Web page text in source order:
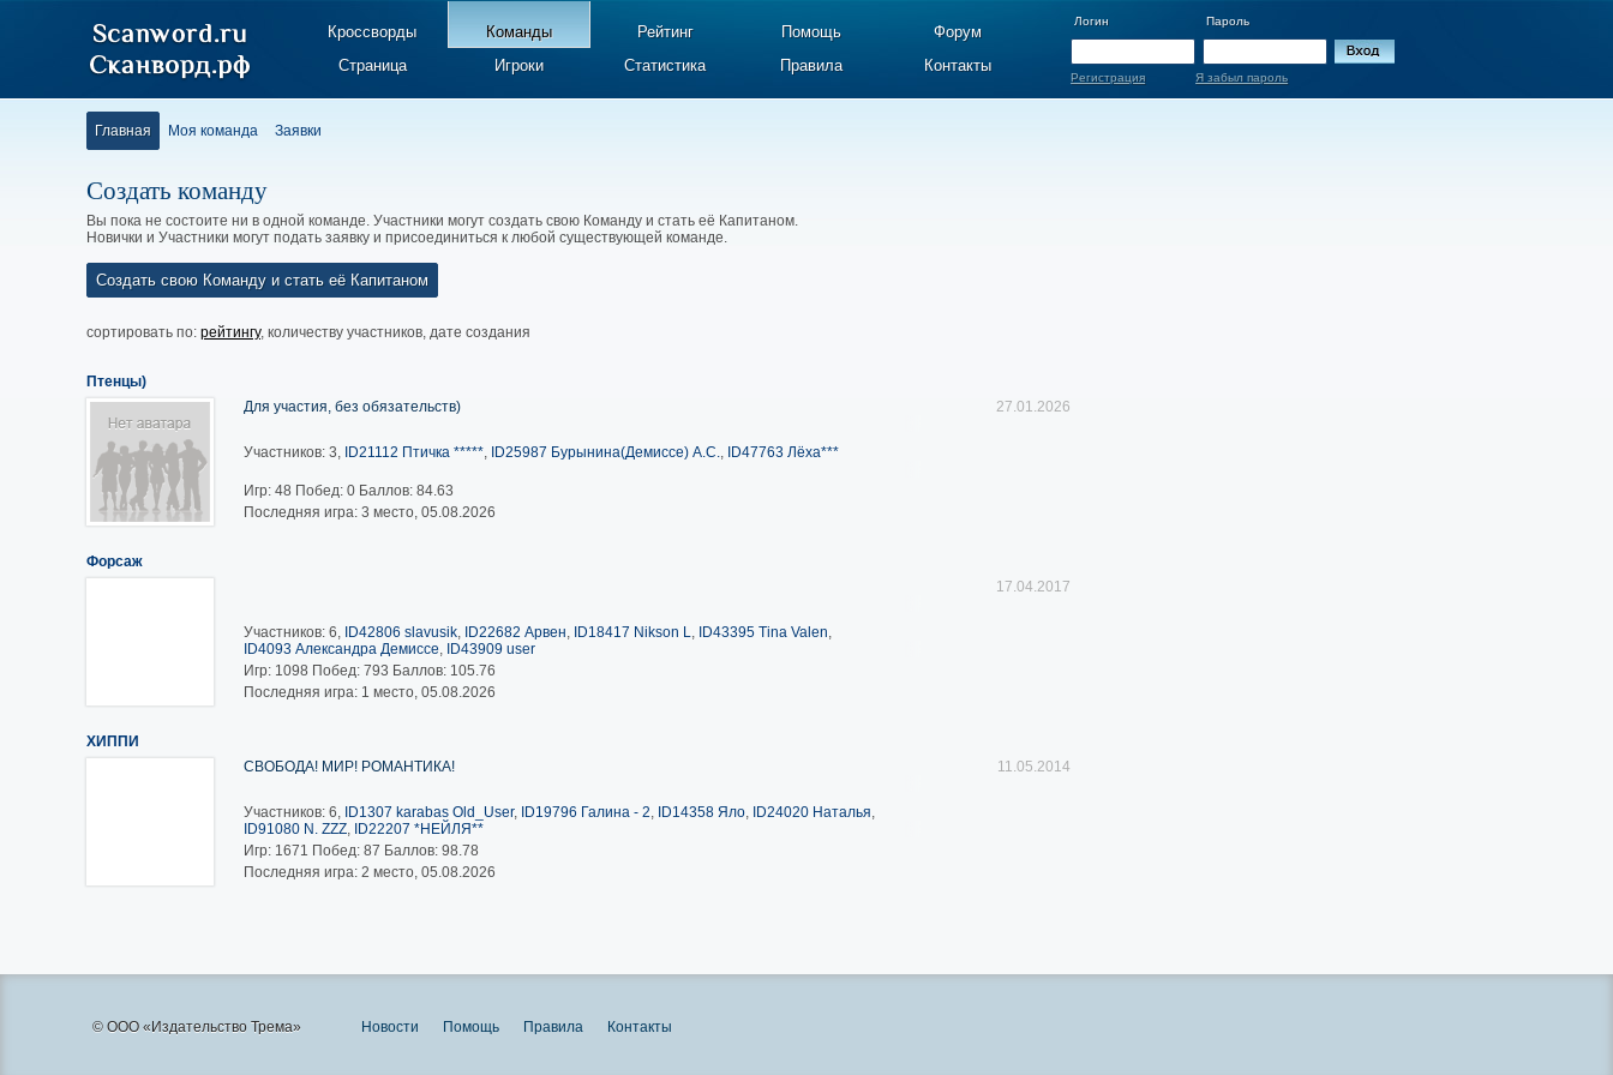
Кроссворды Команды Рейтинг Помощь
Форум
Страница
Игроки Статистика Правила Контакты
Логин Пароль
Регистрация Я забыл пароль
Главная Моя команда Заявки
Создать команду
Вы пока не состоите ни в одной команде. Участники могут создать свою Команду и стать её Капитаном.
Новички и Участники могут подать заявку и присоединиться к любой существующей команде.
Создать свою Команду и стать её Капитаном
сортировать по: рейтингу, количеству участников, дате создания
Птенцы)
Для участия, без обязательств)
Участников: 3, ID21112 Птичка *****, ID25987 Бурынина(Демиссе) А.С., ID47763 Лёха***
Игр: 48 Побед: 0 Баллов: 84.63
Последняя игра: 3 место, 05.08.2026
27.01.2026
Форсаж
Участников: 6, ID42806 slavusik, ID22682 Арвен, ID18417 Nikson L, ID43395 Tina Valen,
ID4093 Александра Демиссе, ID43909 user
Игр: 1098 Побед: 793 Баллов: 105.76
Последняя игра: 1 место, 05.08.2026
17.04.2017
ХИППИ
СВОБОДА! МИР! РОМАНТИКА!
Участников: 6, ID1307 karabas Old_User, ID19796 Галина - 2, ID14358 Яло, ID24020 Наталья,
ID91080 N. ZZZ, ID22207 *НЕЙЛЯ**
Игр: 1671 Побед: 87 Баллов: 98.78
Последняя игра: 2 место, 05.08.2026
11.05.2014
© ООО «Издательство Трема» Новости Помощь Правила Контакты